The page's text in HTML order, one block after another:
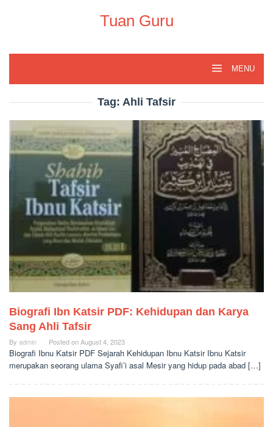
Tuan Guru
MENU
Tag: Ahli Tafsir
Biografi Ibn Katsir PDF: Kehidupan dan Karya
Sang Ahli Tafsir
By admin Posted onAugust 4, 2023
Biografi Ibnu Katsir PDF Sejarah Kehidupan Ibnu Katsir Ibnu Katsir
merupakan seorang ulama Syafi’i asal Mesir yang hidup pada abad […]